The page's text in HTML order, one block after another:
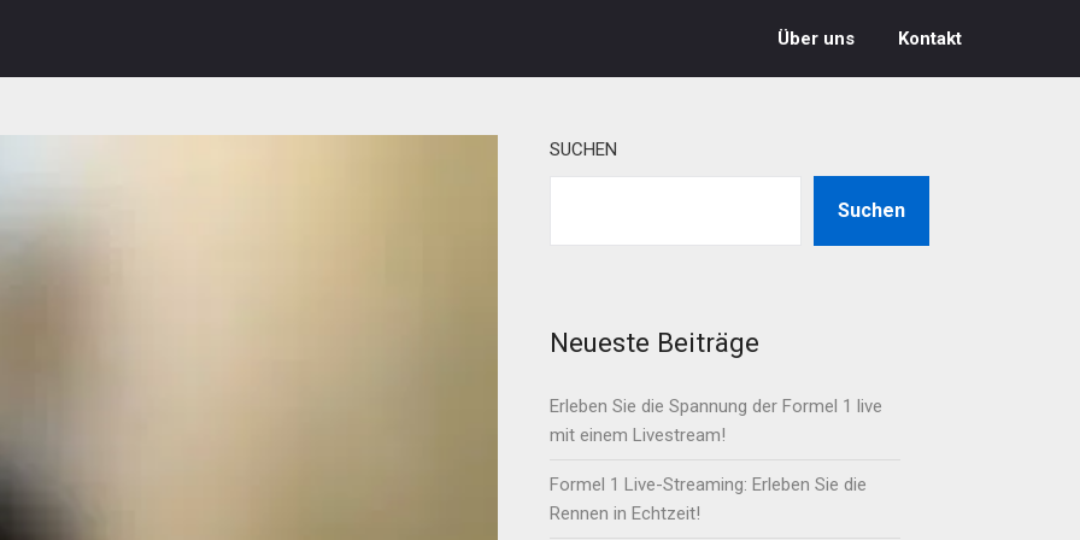
Über uns Kontakt
SUCHEN
Suchen
Neueste Beiträge
Erleben Sie die Spannung der Formel 1 live
mit einem Livestream!
Formel 1 Live-Streaming: Erleben Sie die
Rennen in Echtzeit!